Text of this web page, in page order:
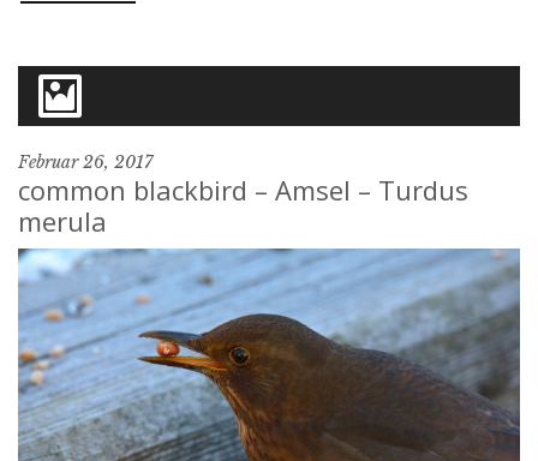
Februar 26, 2017
common blackbird – Amsel – Turdus
merula